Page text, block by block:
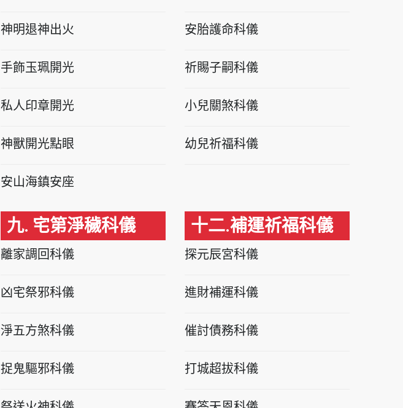
神明退神出火
手飾玉珮開光
私人印章開光
神獸開光點眼
安山海鎮安座
九. 宅第淨穢科儀
離家調回科儀
凶宅祭邪科儀
淨五方煞科儀
捉鬼驅邪科儀
安胎護命科儀
祈賜子嗣科儀
小兒關煞科儀
幼兒祈福科儀
十二.補運祈福科儀
探元辰宮科儀
進財補運科儀
催討債務科儀
打城超拔科儀